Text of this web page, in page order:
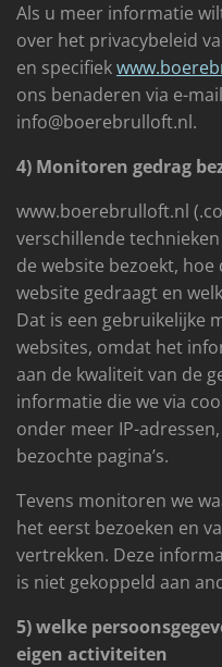
Als u meer informatie
over het privacybeleid
en specifiek
ons benaderen via e-
info@boerebrulloft.nl.
4) Monitoren gedrag
www.boerebrulloft.nl
verschillende
de website bezoekt, hoe
website gedraagt en
Dat is een gebruikelijke
websites, omdat het
aan de kwaliteit van de
informatie die we via
onder meer IP-
bezochte pagina’s.
Tevens monitoren we
het eerst bezoeken en
vertrekken. Deze
is niet gekoppeld aan
5) welke
eigen activiteiten